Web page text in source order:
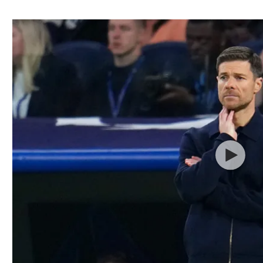
אביב
באר שבע
ליגה סינית
ליגה ברזילאית
ליגות נוספות